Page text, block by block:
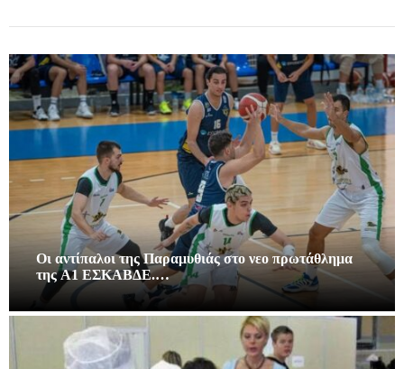
Οι αντίπαλοι της Παραμυθιάς στο νεο πρωτάθλημα
της A1 ΕΣΚΑΒΔΕ.…